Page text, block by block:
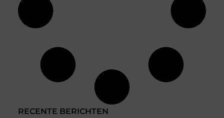
RECENTE BERICHTEN